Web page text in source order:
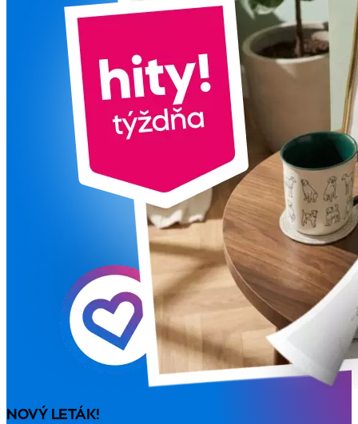
NOVÝ LETÁK!